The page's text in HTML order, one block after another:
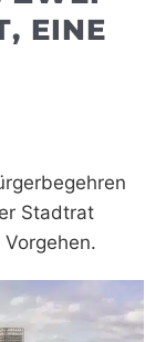
EINE
Stadtrat